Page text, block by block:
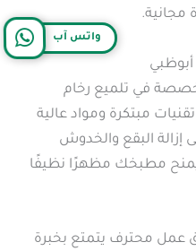
مجانية.
في تلميع رخام
مبتكرة ومواد عالية
إزالة البقع والخدوش
يمنح مطبخك مظهرًا نظيفًا
عمل محترف يتمتع بخبرة
واتس آب